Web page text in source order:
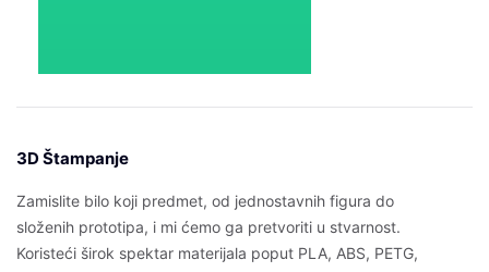
3D Štampanje
Zamislite bilo koji predmet, od jednostavnih figura do
složenih prototipa, i mi ćemo ga pretvoriti u stvarnost.
Koristeći širok spektar materijala poput PLA, ABS, PETG,